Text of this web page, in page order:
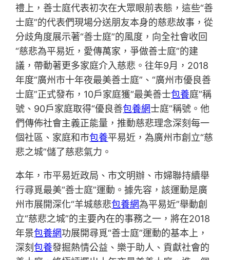
禮上，善士庭代表初次在大眾眼前表態，這些“善
士庭”的代表們現場分送朋友本身的慈悲故事，從
分歧角度展示著“善士庭”的風度，向全社會收回
“慈悲為平易近，愛傳萬家，爭做善士庭”的建
議，帶動著更多家庭介入慈悲。往年9月，2018
年度“廣州市十年夜最美善士庭”、“廣州市優良善
士庭”正式發布，10戶家庭獲“最美善士包養庭”稱
號、90戶家庭取得“優良善包養網士庭”稱號。他
們傳佈社會主義正能量，推動慈悲理念深刻每一
個社區、家庭和市包養平易近，為廣州市創立“慈
悲之城”儲了慈悲氣力。
本年，市平易近政局、市文明辦、市婦聯持續舉
行尋覓最美“善士庭”運動。據先容，該運動是廣
州市展開深化“羊城慈悲包養網為平易近”舉動創
立“慈悲之城”的主要內在的事務之一，將在2018
年景包養網功展開尋覓“善士庭”運動的基本上，
深刻包養發掘熱情公益、樂于助人、貢獻社會的